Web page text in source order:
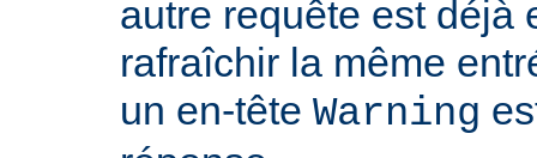
autre requête est déjà
rafraîchir la même
un en-tête Warning